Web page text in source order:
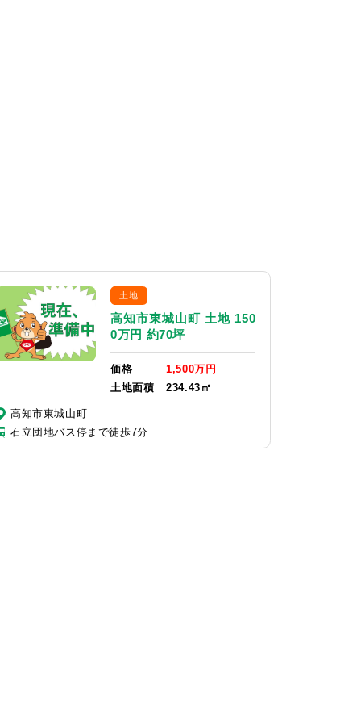
土地
高知市東城山町 土地 150
0万円 約70坪
価格
1,500万円
土地面積
234.43㎡
高知市東城山町
石立団地バス停まで徒歩7分